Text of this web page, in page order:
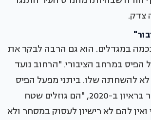
צדק.
במגדלים. הוא גם הרבה לבקר את
הפיס במרחב הציבורי. "הרחוב נועד
להשחתה שלו. ביתני מפעל הפיס
נולדו בחטא", אמר בראיון ב-2020, "הם גוזלים שטח
להם לא רישיון לעסוק במסחר ולא